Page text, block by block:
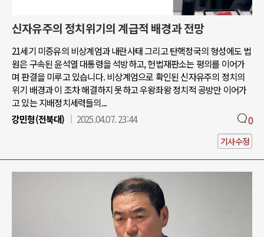
신자유주의 정치위기의 계급적 배경과 전망
21세기 미증유의 비상계엄과 내란사태 그리고 탄핵정국의 형성에도 법
원은 구속된 윤석열 대통령을 석방하고, 헌법재판소는 평의를 이어가
며 판결을 미루고 있습니다. 비상계엄으로 확인된 신자유주의 정치의
위기 배경과 이 조차 해결하지 못하고 우왕좌왕 정치적 공방만 이어가
고 있는 지배정치세력들의...
강민형(전북대)
2025.04.07. 23:44 0
기사수정